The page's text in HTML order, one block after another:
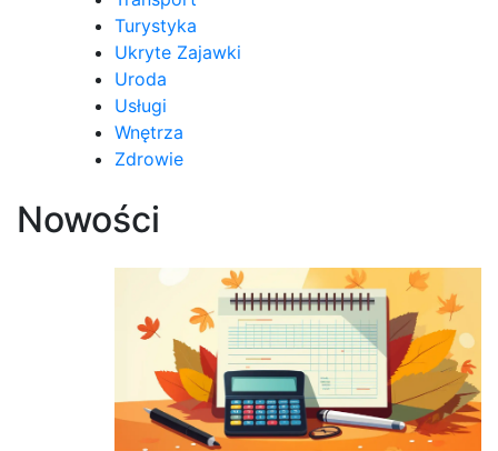
Turystyka
Ukryte Zajawki
Uroda
Usługi
Wnętrza
Zdrowie
Nowości